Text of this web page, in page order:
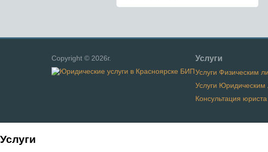
Copyright © 2026г. Услуги
Услуги Физическим
Услуги Юридическим
Консультация
Услуги